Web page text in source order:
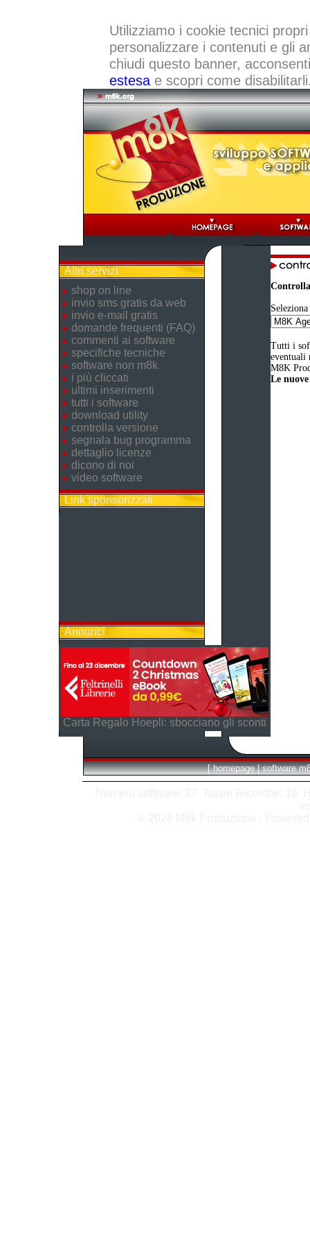
Utilizziamo i cookie tecnici
personalizzare i contenuti e gli
chiudi questo banner,
estesae scopri come
Altri servizi
shop on line
invio sms gratis da web
invio e-mail gratis
domande frequenti (FAQ)
commenti ai software
specifiche tecniche
software non m8k
i più cliccati
ultimi inserimenti
tutti i software
download utility
controlla versione
segnala bug programma
dettaglio licenze
dicono di noi
video software
Link sponsorizzati
Annunci
Carta Regalo Hoepli: sbocciano gli sconti
Tutti i
eventuali
M8K
Le
[ homepage | software